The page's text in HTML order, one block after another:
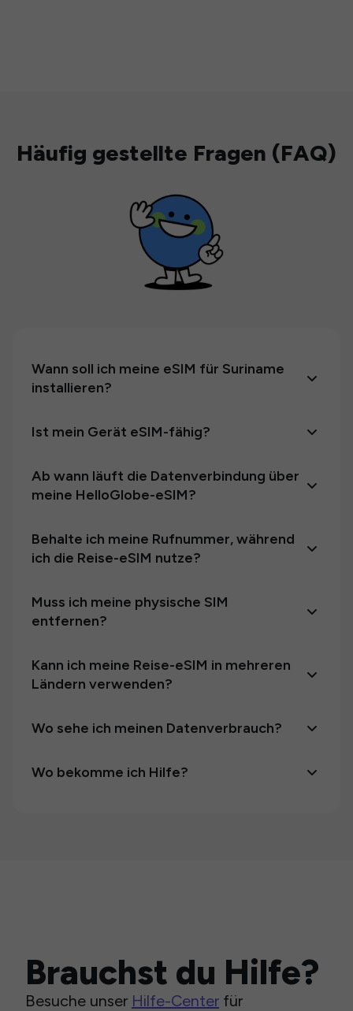
Häufig gestellte Fragen (FAQ)
Wann soll ich meine eSIM für Suriname
installieren?
Ist mein Gerät eSIM-fähig?
Ab wann läuft die Datenverbindung über
meine HelloGlobe-eSIM?
Behalte ich meine Rufnummer, während
ich die Reise-eSIM nutze?
Muss ich meine physische SIM
entfernen?
Kann ich meine Reise-eSIM in mehreren
Ländern verwenden?
Wo sehe ich meinen Datenverbrauch?
Wo bekomme ich Hilfe?
Brauchst du Hilfe?
Besuche unser Hilfe-Center für